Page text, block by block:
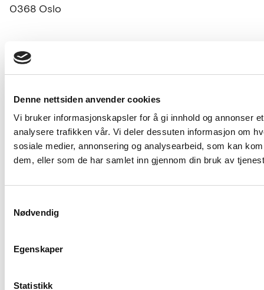
Denne nettsiden anvender cookies
Vi bruker informasjonskapsler for å gi innhold og annonser
analysere trafikken vår. Vi deler dessuten informasjon om
sosiale medier, annonsering og analysearbeid, som kan
dem, eller som de har samlet inn gjennom din bruk av
Nødvendig
Egenskaper
Statistikk
0368 Oslo
Følg oss
Våre eiere